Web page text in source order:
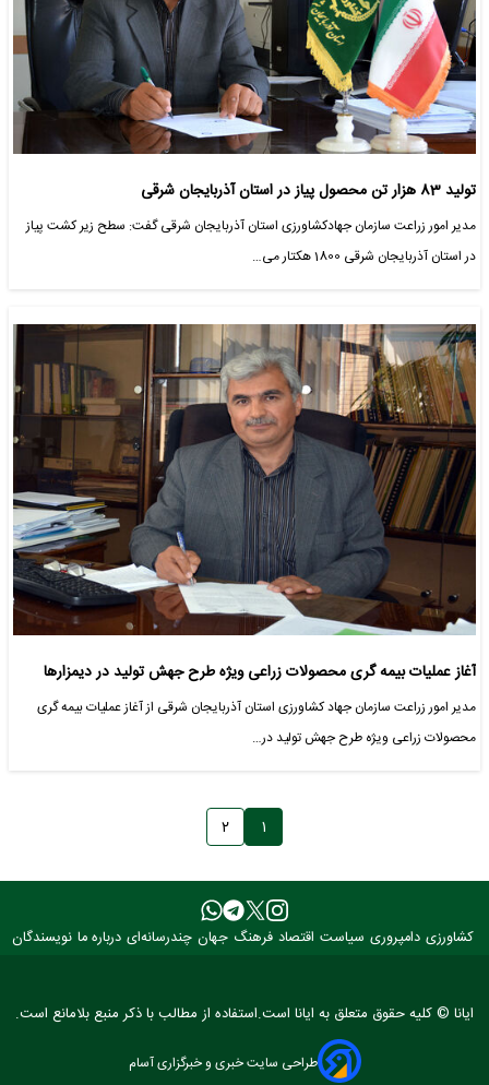
تولید 83 هزار تن محصول پیاز در استان آذربایجان شرقی
مدیر امور زراعت سازمان جهادکشاورزی استان آذربایجان شرقی گفت: سطح زیر کشت پیاز
در استان آذربایجان شرقی 1800 هکتار می…
آغاز عملیات بیمه گری محصولات زراعی ویژه طرح جهش تولید در دیمزارها
مدیر امور زراعت سازمان جهاد کشاورزی استان آذربایجان شرقی از آغاز عملیات بیمه گری
محصولات زراعی ویژه طرح جهش تولید در…
۱ ۲
کشاورزی دامپروری سیاست اقتصاد فرهنگ جهان چندرسانه‌ای درباره ما نویسندگان
ایانا © کلیه حقوق متعلق به ایانا است.استفاده از مطالب با ذکر منبع بلامانع است.
طراحی سایت خبری و خبرگزاری آسام